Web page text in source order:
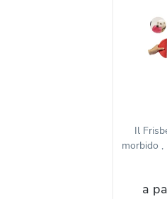
Il
morbido ,
a